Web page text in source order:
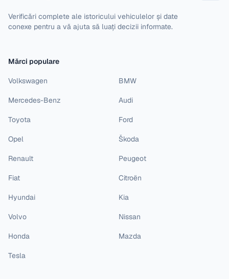
Verificări complete ale istoricului vehiculelor și date
conexe pentru a vă ajuta să luați decizii informate.
Mărci populare
Volkswagen BMW
Mercedes-Benz Audi
Toyota Ford
Opel Škoda
Renault Peugeot
Fiat Citroën
Hyundai Kia
Volvo Nissan
Honda Mazda
Tesla